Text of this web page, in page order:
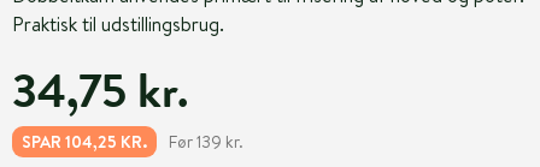
Praktisk til udstillingsbrug.
34,75 kr.
SPAR 104,25 KR. Før 139 kr.